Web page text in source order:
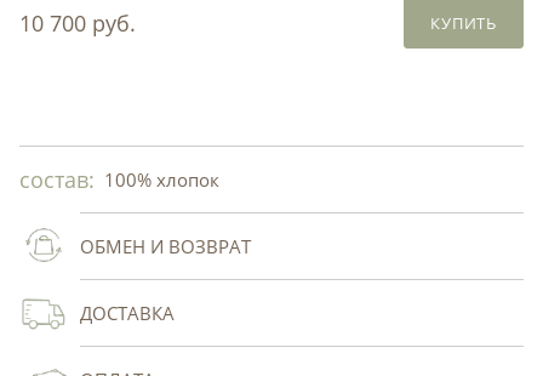
10 700 руб. КУПИТЬ
состав: 100% хлопок
ОБМЕН И ВОЗВРАТ
ДОСТАВКА